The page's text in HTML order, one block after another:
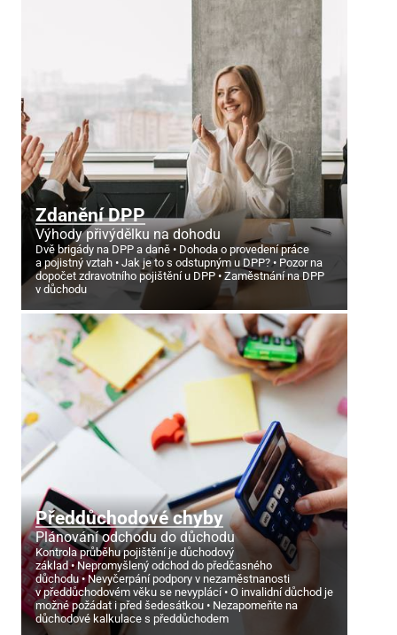
Zdanění DPP
Výhody přivýdělku na dohodu
Dvě brigády na DPP a daně
Dohoda o provedení práce
a pojistný vztah
Jak je to s odstupným u DPP?
Pozor na
dopočet zdravotního pojištění u DPP
Zaměstnání na DPP
v důchodu
Předdůchodové chyby
Plánování odchodu do důchodu
Kontrola průběhu pojištění je důchodový
základ
Nepromyšlený odchod do předčasného
důchodu
Nevyčerpání podpory v nezaměstnanosti
v předdůchodovém věku se nevyplácí
O invalidní důchod je
možné požádat i před šedesátkou
Nezapomeňte na
důchodové kalkulace s předdůchodem